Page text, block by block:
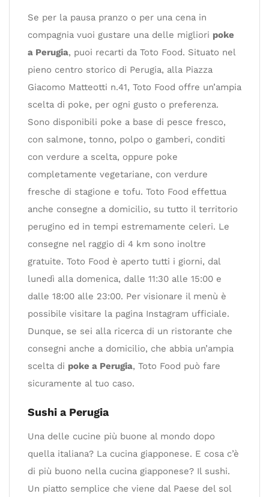
Se per la pausa pranzo o per una cena in
compagnia vuoi gustare una delle migliori poke
a Perugia, puoi recarti da Toto Food. Situato nel
pieno centro storico di Perugia, alla Piazza
Giacomo Matteotti n.41, Toto Food offre un’ampia
scelta di poke, per ogni gusto o preferenza.
Sono disponibili poke a base di pesce fresco,
con salmone, tonno, polpo o gamberi, conditi
con verdure a scelta, oppure poke
completamente vegetariane, con verdure
fresche di stagione e tofu. Toto Food effettua
anche consegne a domicilio, su tutto il territorio
perugino ed in tempi estremamente celeri. Le
consegne nel raggio di 4 km sono inoltre
gratuite. Toto Food è aperto tutti i giorni, dal
lunedì alla domenica, dalle 11:30 alle 15:00 e
dalle 18:00 alle 23:00. Per visionare il menù è
possibile visitare la pagina Instagram ufficiale.
Dunque, se sei alla ricerca di un ristorante che
consegni anche a domicilio, che abbia un’ampia
scelta di poke a Perugia, Toto Food può fare
sicuramente al tuo caso.
Sushi a Perugia
Una delle cucine più buone al mondo dopo
quella italiana? La cucina giapponese. E cosa c’è
di più buono nella cucina giapponese? Il sushi.
Un piatto semplice che viene dal Paese del sol